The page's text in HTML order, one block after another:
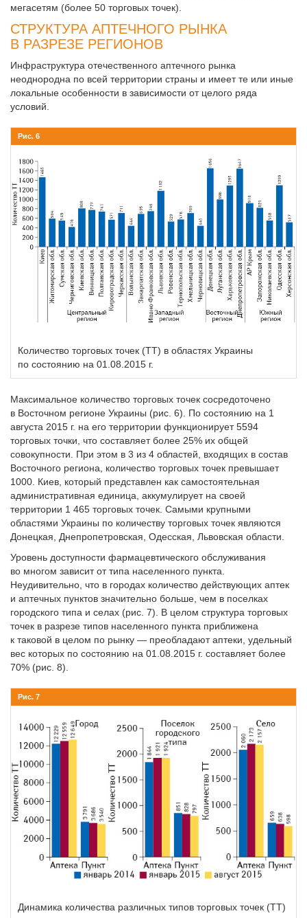
мегасетям (более 50 торговых точек).
СТРУКТУРА АПТЕЧНОГО РЫНКА
В РАЗРЕЗЕ РЕГИОНОВ
Инфраструктура отечественного аптечного рынка
неоднородна по всей территории страны и имеет те или иные
локальные особенности в зависимости от целого ряда
условий.
Рис. 6
Количество торговых точек (ТТ) в областях Украины
по состоянию на 01.08.2015 г.
Максимальное количество торговых точек сосредоточено
в Восточном регионе Украины (рис. 6). По состоянию на 1
августа 2015 г. на его территории функционирует 5594
торговых точки, что составляет более 25% их общей
совокупности. При этом в 3 из 4 областей, входящих в состав
Восточного региона, количество торговых точек превышает
1000. Киев, который представлен как самостоятельная
административная единица, аккумулирует на своей
территории 1 465 торговых точек. Самыми крупными
областями Украины по количеству торговых точек являются
Донецкая, Днепропетровская, Одесская, Львовская области.
Уровень доступности фармацевтического обслуживания
во многом зависит от типа населенного пункта.
Неудивительно, что в городах количество действующих аптек
и аптечных пунктов значительно больше, чем в поселках
городского типа и селах (рис. 7). В целом структура торговых
точек в разрезе типов населенного пункта приближена
к таковой в целом по рынку — преобладают аптеки, удельный
вес которых по состоянию на 01.08.2015 г. составляет более
70% (рис. 8).
Рис. 7
Динамика количества различных типов торговых точек (ТТ)